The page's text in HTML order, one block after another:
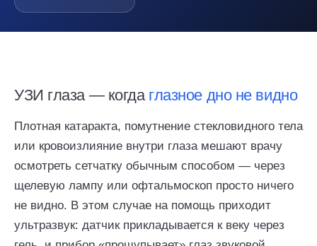
УЗИ глаза — когда глазное дно не видно
Плотная катаракта, помутнение стекловидного тела
или кровоизлияние внутри глаза мешают врачу
осмотреть сетчатку обычным способом — через
щелевую лампу или офтальмоскоп просто ничего
не видно. В этом случае на помощь приходит
ультразвук: датчик прикладывается к веку через